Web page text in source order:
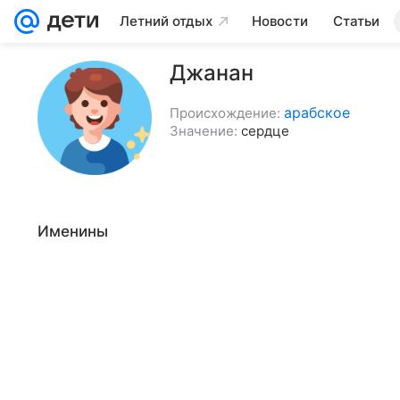
Летний отдых Новости Статьи
Джанан
Происхождение: арабское
Значение: сердце
Именины